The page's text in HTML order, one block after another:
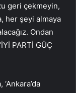
geri çekmeyin,
her şeyi almaya
Ondan
PARTİ GÜÇ